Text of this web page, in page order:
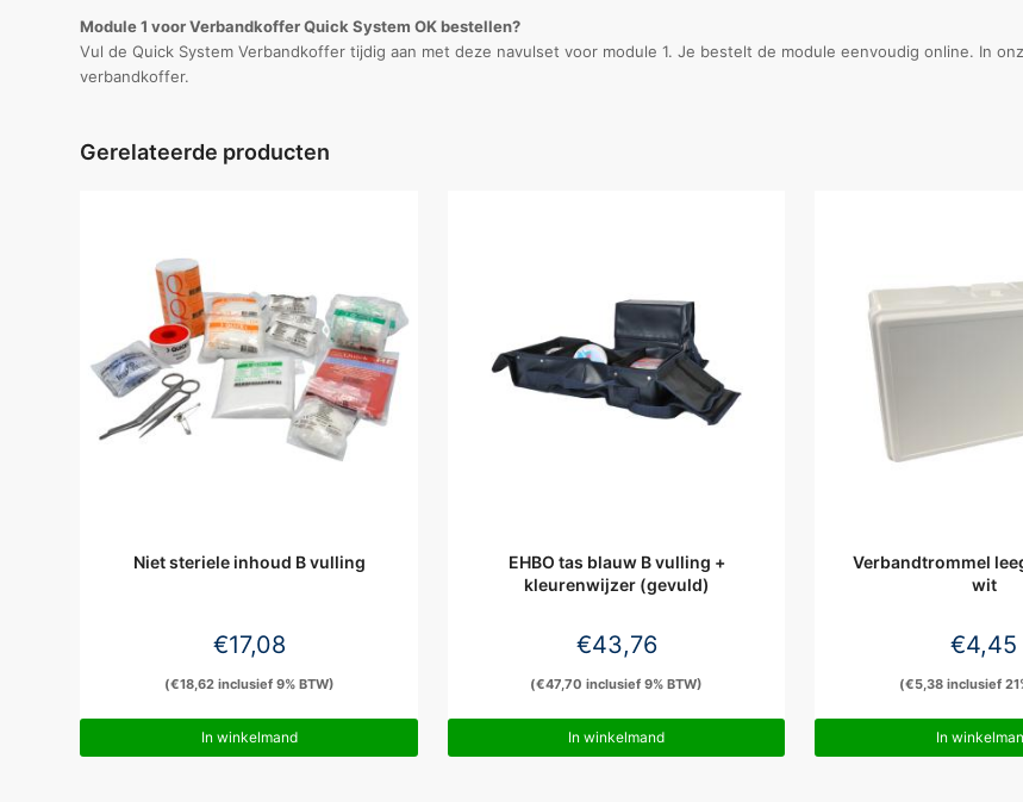
Module 1 voor Verbandkoffer Quick System OK bestellen?
Vul de Quick System Verbandkoffer tijdig aan met deze navulset voor module 1. Je bestelt de module eenvoudig online. In
verbandkoffer.
Gerelateerde producten
Niet steriele inhoud B vulling
€17,08
(€18,62inclusief 9% BTW)
In winkelmand
EHBO tas blauw B vulling +
kleurenwijzer (gevuld)
€43,76
(€47,70 inclusief 9% BTW)
In winkelmand
Verbandtrommel
wit
€4,45
(€5,38inclusief
In